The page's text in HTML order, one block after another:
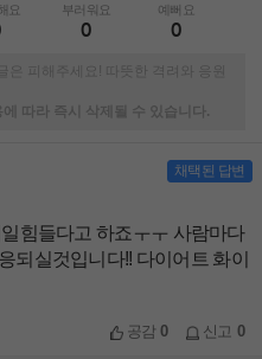
요 부러워요
0
예뻐요
0
피해주세요! 따뜻한 격려와 응원
따라 즉시 삭제될 수 있습니다.
힘들다고 하죠ㅜㅜ 사람마다
되실것입니다!! 다이어트 화이
채택된 답변
공감0 신고 0